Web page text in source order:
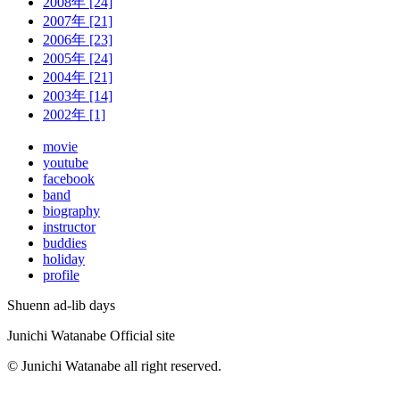
2007年 [21]
2006年 [23]
2005年 [24]
2004年 [21]
2003年 [14]
2002年 [1]
movie
youtube
facebook
band
biography
instructor
buddies
holiday
profile
Shuenn ad-lib days
Junichi Watanabe Official site
© Junichi Watanabe all right reserved.